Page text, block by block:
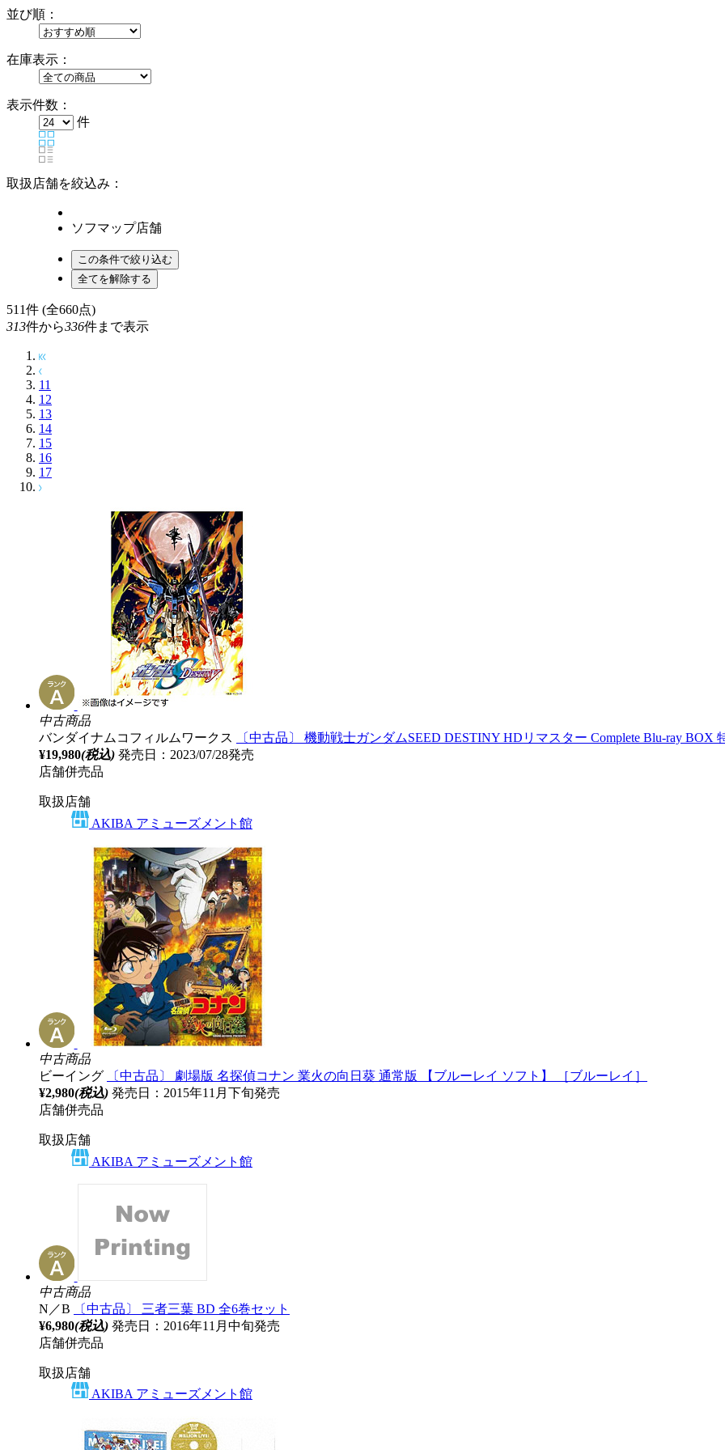
並び順：
在庫表示：
表示件数：
件
取扱店舗を絞込み：
ソフマップ店舗
511件 (全660点)
313件から336件まで表示
11
12
13
14
15
16
17
中古商品
バンダイナムコフィルムワークス
〔中古品〕 機動戦士ガンダムSEED DESTINY HDリマスター Complete Blu-ray BOX
¥19,980(税込) 発売日：2023/07/28発売
店舗併売品
取扱店舗
AKIBA アミューズメント館
中古商品
ビーイング
〔中古品〕 劇場版 名探偵コナン 業火の向日葵 通常版 【ブルーレイ ソフト】 ［ブルーレイ］
¥2,980(税込) 発売日：2015年11月下旬発売
店舗併売品
取扱店舗
AKIBA アミューズメント館
中古商品
N／B
〔中古品〕 三者三葉 BD 全6巻セット
¥6,980(税込) 発売日：2016年11月中旬発売
店舗併売品
取扱店舗
AKIBA アミューズメント館